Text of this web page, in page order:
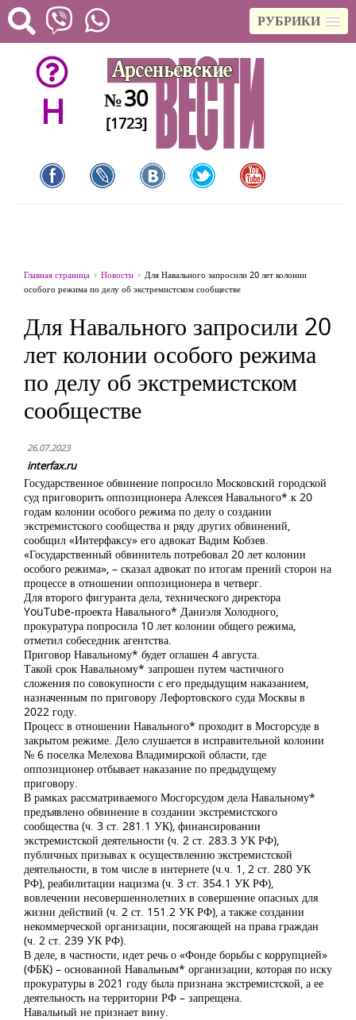
РУБРИКИ
H №30
[1723]
Главная страница Новости
Для Навального запросили 20 лет колонии
особого режима по делу об экстремистском сообществе
Для Навального запросили 20
лет колонии особого режима
по делу об экстремистском
сообществе
26.07.2023
interfax.ru
Государственное обвинение попросило Московский городской
суд приговорить оппозиционера Алексея Навального* к 20
годам колонии особого режима по делу о создании
экстремистского сообщества и ряду других обвинений,
сообщил «Интерфаксу» его адвокат Вадим Кобзев.
«Государственный обвинитель потребовал 20 лет колонии
особого режима», – сказал адвокат по итогам прений сторон на
процессе в отношении оппозиционера в четверг.
Для второго фигуранта дела, технического директора
YouTube-проекта Навального* Даниэля Холодного,
прокуратура попросила 10 лет колонии общего режима,
отметил собеседник агентства.
Приговор Навальному* будет оглашен 4 августа.
Такой срок Навальному* запрошен путем частичного
сложения по совокупности с его предыдущим наказанием,
назначенным по приговору Лефортовского суда Москвы в
2022 году.
Процесс в отношении Навального* проходит в Мосгорсуде в
закрытом режиме. Дело слушается в исправительной колонии
№ 6 поселка Мелехова Владимирской области, где
оппозиционер отбывает наказание по предыдущему
приговору.
В рамках рассматриваемого Мосгорсудом дела Навальному*
предъявлено обвинение в создании экстремистского
сообщества (ч. 3 ст. 281.1 УК), финансировании
экстремистской деятельности (ч. 2 ст. 283.3 УК РФ),
публичных призывах к осуществлению экстремистской
деятельности, в том числе в интернете (ч.ч. 1, 2 ст. 280 УК
РФ), реабилитации нацизма (ч. 3 ст. 354.1 УК РФ),
вовлечении несовершеннолетних в совершение опасных для
жизни действий (ч. 2 ст. 151.2 УК РФ), а также создании
некоммерческой организации, посягающей на права граждан
(ч. 2 ст. 239 УК РФ).
В деле, в частности, идет речь о «Фонде борьбы с коррупцией»
(ФБК) – основанной Навальным* организации, которая по иску
прокуратуры в 2021 году была признана экстремистской, а ее
деятельность на территории РФ – запрещена.
Навальный не признает вину.